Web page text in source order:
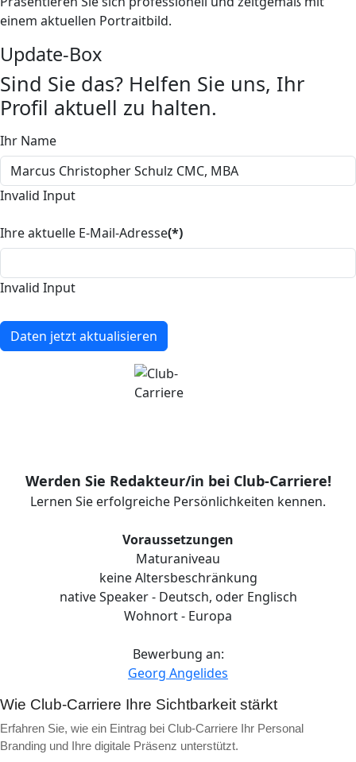
einem aktuellen Portraitbild.
Update-Box
Sind Sie das? Helfen Sie uns, Ihr
Profil aktuell zu halten.
Ihr Name
Invalid Input
Ihre aktuelle E-Mail-Adresse(*)
Invalid Input
Daten jetzt aktualisieren
Werden Sie Redakteur/in bei Club-Carriere!
Lernen Sie erfolgreiche Persönlichkeiten kennen.
Voraussetzungen
Maturaniveau
keine Altersbeschränkung
native Speaker - Deutsch, oder Englisch
Wohnort - Europa
Bewerbung an:
Georg Angelides
Wie Club-Carriere Ihre Sichtbarkeit stärkt
Erfahren Sie, wie ein Eintrag bei Club-Carriere Ihr Personal
Branding und Ihre digitale Präsenz unterstützt.